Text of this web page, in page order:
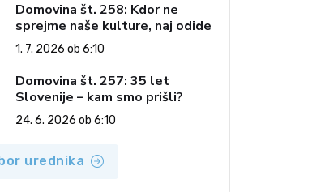
Domovina št. 258: Kdor ne
sprejme naše kulture, naj odide
1. 7. 2026 ob 6:10
Domovina št. 257: 35 let
Slovenije – kam smo prišli?
24. 6. 2026 ob 6:10
urednika